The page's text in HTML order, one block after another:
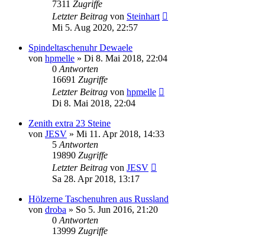
7311 Zugriffe
Letzter Beitrag von Steinhart
Mi 5. Aug 2020, 22:57
Spindeltaschenuhr Dewaele
von hpmelle » Di 8. Mai 2018, 22:04
0 Antworten
16691 Zugriffe
Letzter Beitrag von hpmelle
Di 8. Mai 2018, 22:04
Zenith extra 23 Steine
von JESV » Mi 11. Apr 2018, 14:33
5 Antworten
19890 Zugriffe
Letzter Beitrag von JESV
Sa 28. Apr 2018, 13:17
Hölzerne Taschenuhren aus Russland
von droba » So 5. Jun 2016, 21:20
0 Antworten
13999 Zugriffe